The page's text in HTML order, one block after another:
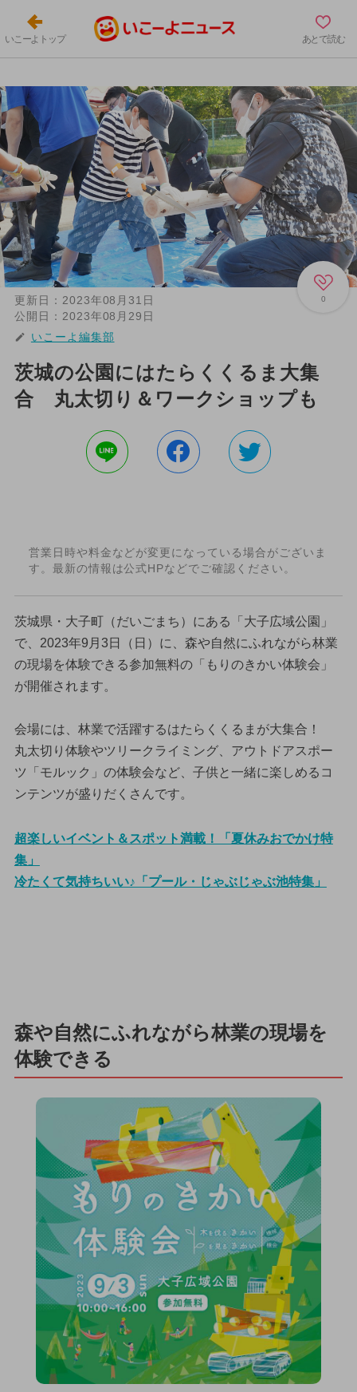
いこーよトップ あとで読む
0
更新日： 2023年08月31日
公開日： 2023年08月29日
いこーよ編集部
茨城の公園にはたらくくるま大集
合 丸太切り＆ワークショップも
営業日時や料金などが変更になっている場合がございま
す。最新の情報は公式HPなどでご確認ください。
茨城県・大子町（だいごまち）にある「大子広域公園」
で、2023年9月3日（日）に、森や自然にふれながら林業
の現場を体験できる参加無料の「もりのきかい体験会」
が開催されます。
会場には、林業で活躍するはたらくくるまが大集合！
丸太切り体験やツリークライミング、アウトドアスポー
ツ「モルック」の体験会など、子供と一緒に楽しめるコ
ンテンツが盛りだくさんです。
超楽しいイベント＆スポット満載！「夏休みおでかけ特
集」
冷たくて気持ちいい♪「プール・じゃぶじゃぶ池特集」
森や自然にふれながら林業の現場を
体験できる